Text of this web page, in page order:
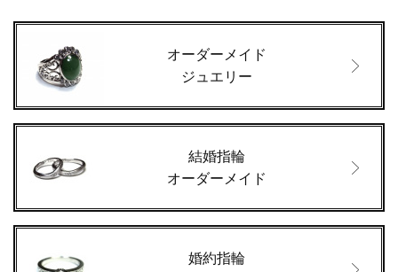
オーダーメイド
ジュエリー
結婚指輪
オーダーメイド
婚約指輪